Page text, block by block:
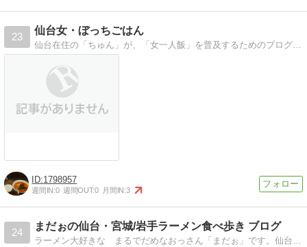
23
仙台女・ぼっちごはん
仙台在住の「ちゅん」が、「女一人飯」を普及するためのブログ。ぼっちだって良いじゃない！仙台モーニング、休日ランチが多めな予感。お酒もスキ。
1798957
週間IN:0 週間OUT:0 月間IN:3
24
まだぉの仙台・宮城/岩手ラーメン食べ歩き ブログ
ラーメン大好きな まるでだめなおっさん「まだぉ」です。仙台中心に宮城・岩手のラーメン食べ歩きのブログです